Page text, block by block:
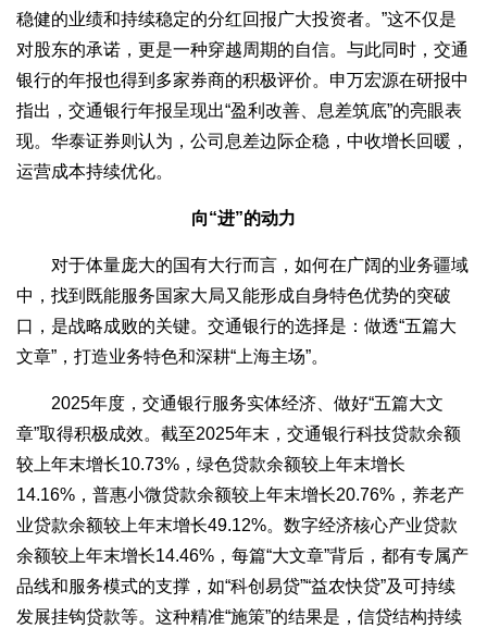
稳健的业绩和持续稳定的分红回报广大投资者。”这不仅是
对股东的承诺，更是一种穿越周期的自信。与此同时，交通
银行的年报也得到多家券商的积极评价。申万宏源在研报中
指出，交通银行年报呈现出“盈利改善、息差筑底”的亮眼表
现。华泰证券则认为，公司息差边际企稳，中收增长回暖，
运营成本持续优化。
向“进”的动力
对于体量庞大的国有大行而言，如何在广阔的业务疆域
中，找到既能服务国家大局又能形成自身特色优势的突破
口，是战略成败的关键。交通银行的选择是：做透“五篇大
文章”，打造业务特色和深耕“上海主场”。
2025年度，交通银行服务实体经济、做好“五篇大文
章”取得积极成效。截至2025年末，交通银行科技贷款余额
较上年末增长10.73%，绿色贷款余额较上年末增长
14.16%，普惠小微贷款余额较上年末增长20.76%，养老产
业贷款余额较上年末增长49.12%。数字经济核心产业贷款
余额较上年末增长14.46%，每篇“大文章”背后，都有专属产
品线和服务模式的支撑，如“科创易贷”“益农快贷”及可持续
发展挂钩贷款等。这种精准“施策”的结果是，信贷结构持续